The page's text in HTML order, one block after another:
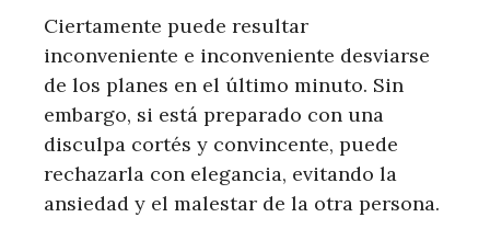
Ciertamente puede resultar
inconveniente e inconveniente desviarse
de los planes en el último minuto. Sin
embargo, si está preparado con una
disculpa cortés y convincente, puede
rechazarla con elegancia, evitando la
ansiedad y el malestar de la otra persona.